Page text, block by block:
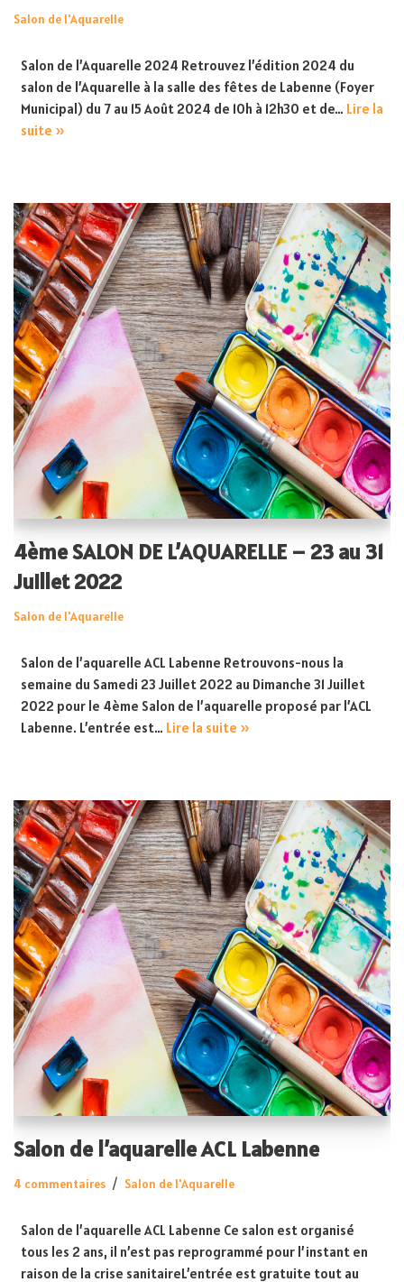
Salon de l'Aquarelle
Salon de l’Aquarelle 2024 Retrouvez l’édition 2024 du
salon de l’Aquarelle à la salle des fêtes de Labenne (Foyer
Municipal) du 7 au 15 Août 2024 de 10h à 12h30 et de… Lire la
suite »
4ème SALON DE L’AQUARELLE – 23 au 31
Juillet 2022
Salon de l'Aquarelle
Salon de l’aquarelle ACL Labenne Retrouvons-nous la
semaine du Samedi 23 Juillet 2022 au Dimanche 31 Juillet
2022 pour le 4ème Salon de l’aquarelle proposé par l’ACL
Labenne. L’entrée est… Lire la suite »
Salon de l’aquarelle ACL Labenne
4 commentaires Salon de l'Aquarelle
Salon de l’aquarelle ACL Labenne Ce salon est organisé
tous les 2 ans, il n’est pas reprogrammé pour l’instant en
raison de la crise sanitaireL’entrée est gratuite tout au